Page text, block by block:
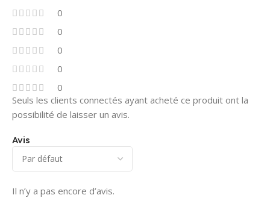
0
0
0
0
0
Avis
Il n’y a pas encore d’avis.
Seuls les clients connectés ayant acheté ce produit ont la
possibilité de laisser un avis.